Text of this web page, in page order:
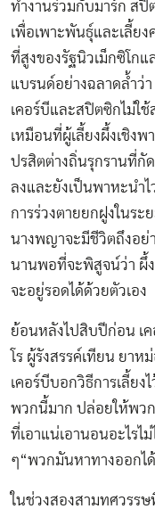
ทำงานร่วมกับมาร์ก สปิ
เพื่อเพาะพันธุ์และเลี้ย
ที่สูงของรัฐนิวเม็กซิโกแ
แบรนด์อย่างฉลาดล้ำว่า
เคอร์บีและสปิตซิกไม่ใช้
เหมือนที่ผู้เลี้ยงผึ้งเชิง
ปรสิตต่างถิ่นรุกรานที่กั
ลงและยังเป็นพาหะนำ
การร่วงตายยกฝูงในร
นางพญาจะมีชีวิตถึงอย่
นานพอที่จะพิสูจน์ว่า ผึ้
จะอยู่รอดได้ด้วยตัวเอง
ย้อนหลังไปสิบปีก่อน เ
โร ผู้รังสรรค์เทียน ยาห
เคอร์บีบอกวิธีการเลี้ยง
พวกนี้มาก ปล่อยให้พว
ที่เอาแน่เอานอนอะไรไ
ๆ“พวกมันหาทางออกได้
ในช่วงสองสามทศวรร